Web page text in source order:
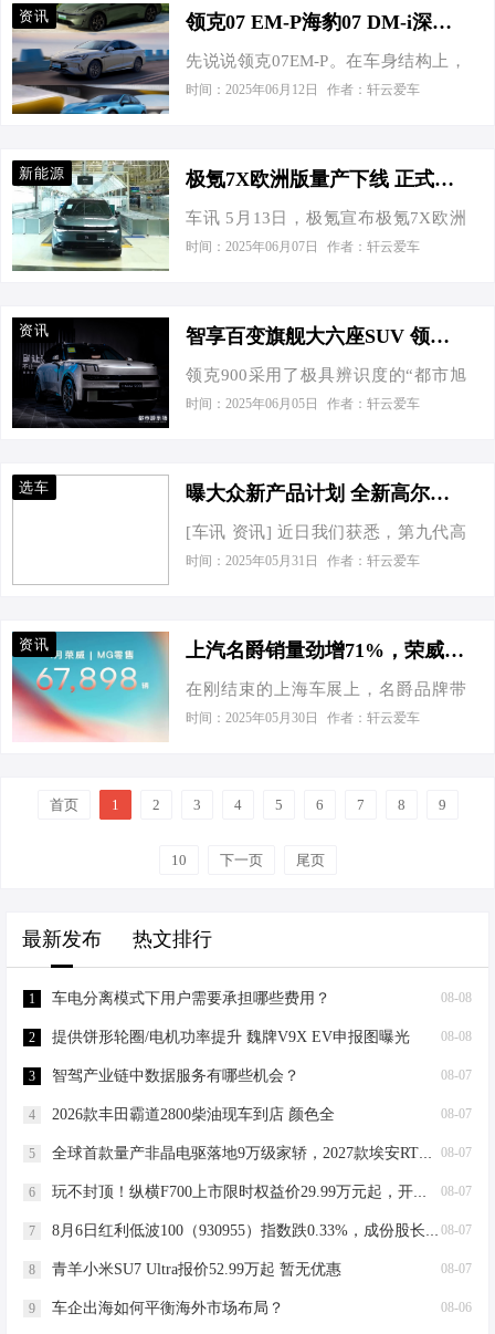
重，或是给不了消费者惊喜…
自研技术和量产经验，积极向具身智
脑-空间X运动能力解决方案。 智身科
技则是一家深耕具身智能领域的科技
的特种机器人、通用双足人形机器
已下定客户会免费升配。另外，5月31
日前（含）下订用户还可享至高总价
值23000元的7重好礼。 长安启源Q07
的造型由全球顶级大师克劳斯领衔团
以在它身上看到一些不那么千篇一律
Logo等，官方称之为数智飞翼2.0，看
上去科技感十足。 新车的前挡采用镀
方，还配备了主…
资讯 领克07 EM-P海豹07 DM-i深蓝L07给你答案
先说说领克07EM-P。在车身结构上，
虽然文档未详细提及具体技术，但参
人员构建起坚固的安全堡垒。在主动
安全系统方面，领克07EM-P依托其智
能电混技术优势，很可能配备了一系
列先进的驾驶辅助功能。比如常见的
整车速，保持安全跟车距离，在长途
负担，同时降低追尾事故的风险。 车
道偏离预警和车道保持辅助系统也是
发出警报提醒驾驶者，必要时还会自
时间：2025年06月12日 作者：轩云爱车
新能源 极氪7X欧洲版量产下线 正式进军全球市场
车讯 5月13日，极氪宣布极氪7X欧洲
版车型正式量产下线。早在2024年12
式进军全球市场。 车型回顾 外观方
面，新车整体采用Hidden Energy原创
豪华设计，拥有蚌壳式的前机舱盖以
及悬浮式车顶设计。新车采用贯穿式
面，新车长宽高分别为
2925mm。此外，新车还提供19与20英
寸轮圈可选。车漆颜色方面，新车提
选择。 车身侧面，新…
时间：2025年06月07日 作者：轩云爱车
资讯 智享百变旗舰大六座SUV 领克900洛阳五一国际车展上市
领克900采用了极具辨识度的“都市旭
日”美学理念，整体造型硬朗且沉稳。
交互屏由10192颗LED灯珠组成，
1208*93mm的成像区域，即便是在白
天，画面也清晰可见，科技感十足。
车身侧面线条流畅，5240mm的车长搭
两部分融合而成，独特又吸睛。 基于
克900，拥有同级最大6.16㎡内部空
间、同级最高88.2%得房率，以及至高
地板，…
时间：2025年06月05日 作者：轩云爱车
选车 曝大众新产品计划 全新高尔夫有望更名为ID.Golf 最快2028年发布
[车讯 资讯] 近日我们获悉，第九代高
尔夫预计会在2028年或2029年正式推
在德国沃尔夫斯堡工厂生产，而燃油
版车型将会转移到墨西哥工厂生产，
有望在Mk8.5代基础上进行较大升级后
与ID.Golf同堂销售。此外，在ID.Golf
出ID. Every1，而在ID.Golf之后还将推
悉，大众官方期待ID.Golf能够引领该
时间：2025年05月31日 作者：轩云爱车
资讯 上汽名爵销量劲增71%，荣威+名爵4月热销近6.8万辆
在刚结束的上海车展上，名爵品牌带
来了两款重磅新车。全新车型Cyber X
级。 荣威品牌方面，全新紧凑型轿车
D6已正式上市，售价区间锁定在7.98-
计，配备贯穿式尾灯组和熏黑后包
围，车身尺寸达到
内饰搭载双辐平底方向盘、全液晶仪
表和12.8…
时间：2025年05月30日 作者：轩云爱车
首页 1 2 3 4 5 6 7 8 9
10 下一页 尾页
最新发布 热文排行
08-08
1 车电分离模式下用户需要承担哪些费用？
08-08
2 提供饼形轮圈/电机功率提升 魏牌V9X EV申报图曝光
08-07
3 智驾产业链中数据服务有哪些机会？
08-07
4 2026款丰田霸道2800柴油现车到店 颜色全
08-07
5 全球首款量产非晶电驱落地9万级家轿，2027款埃安RT正式上市
08-07
6 玩不封顶！纵横F700上市限时权益价29.99万元起，开启豪华越野皮卡新时代
08-07
7 8月6日红利低波100（930955）指数跌0.33%，成份股长安汽车（000625）领跌
08-07
8 青羊小米SU7 Ultra报价52.99万起 暂无优惠
08-06
9 车企出海如何平衡海外市场布局？